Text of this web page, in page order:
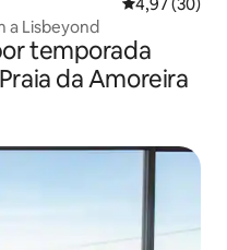
a Lisbeyond
temporada
da Amoreira